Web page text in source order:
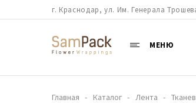
г. Краснодар, ул. Им. Генерала
МЕНЮ
Главная Каталог Лента